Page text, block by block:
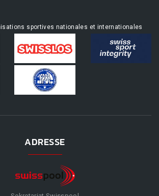
sportives nationales et internationales
ADRESSE